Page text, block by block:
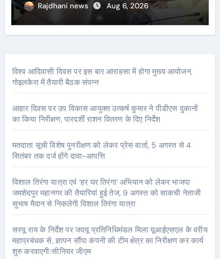
Rajdhani news Aug 6, 2026
विश्व आदिवासी दिवस पर इस बार आराहसा में होगा मुख्य आयोजन,
गोइलकेरा में तैयारी बैठक संपन्न
आहार दिवस पर उप विकास आयुक्त उत्कर्ष कुमार ने पीडीएस दुकानों
का किया निरीक्षण, पारदर्शी राशन वितरण के दिए निर्देश
मतदाता सूची विशेष पुनरीक्षण को लेकर प्रेस वार्ता, 5 अगस्त से 4
सितंबर तक दर्ज होंगे दावा-आपत्ति
विशाल तिरंगा यात्रा एवं ‘हर घर तिरंगा’ अभियान को लेकर भाजपा
जमशेदपुर महानगर की तैयारियां हुई तेज, 9 अगस्त को साकची नेताजी
सुभाष मैदान से निकलेगी विशाल तिरंगा यात्रा
सरयू राय के निर्देश पर जदयू प्रतिनिधिमंडल मिला यूआईएसएल के वरीय
महाप्रबंधक से, ज्ञापन सौंपा कंपनी की टीम क्षेत्र का निरीक्षण कर कार्य
शुरु करवाएगीःसीनियर जीएम